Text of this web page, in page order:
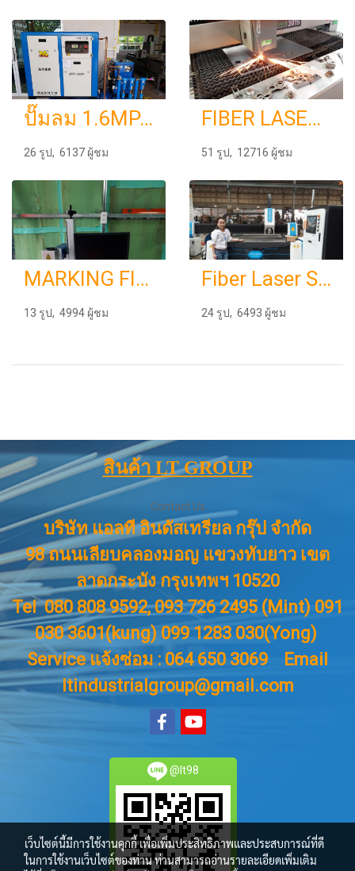
ปั๊มลม 1.6MPA.
26 รูป, 6137 ผู้ชม
FIBER LASER DEMA X7
51 รูป, 12716 ผู้ชม
MARKING FIBER
13 รูป, 4994 ผู้ชม
Fiber Laser SF3015M
24 รูป, 6493 ผู้ชม
สินค้า LT GROUP
Contact Us
บริษัท แอลที อินดัสเทรียล กรุ๊ป จำกัด
98 ถนนเลียบคลองมอญ แขวงทับยาว เขต
ลาดกระบัง กรุงเทพฯ 10520
Tel 080 808 9592, 093 726 2495 (Mint) 091
030 3601(kung) 099 1283 030(Yong)
Service แจ้งซ่อม : 064 650 3069
Email
ltindustrialgroup@gmail.com
@lt98
เว็บไซต์นี้มีการใช้งานคุกกี้ เพื่อเพิ่มประสิทธิภาพและประสบการณ์ที่ดี
ในการใช้งานเว็บไซต์ของท่าน ท่านสามารถอ่านรายละเอียดเพิ่มเติม